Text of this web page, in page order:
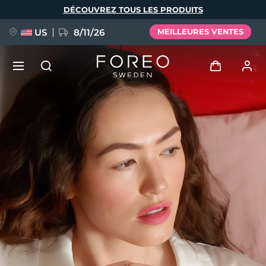
DÉCOUVREZ TOUS LES PRODUITS
US 8/11/26 MEILLEURES VENTES
Se connecter
Profil de l'utilisateur
Mes appareils
Mes commandes
Mes adresses
Mes abonnements
FAQ™ Pure Beauty-Tech Elixir
BREAKING NEWS
issa™ Teeth Whitening Set
Langue
English Deutsch
Español
Français
Português
Polski
Svenska
Русский
Türkçe
简体中文 繁體中文